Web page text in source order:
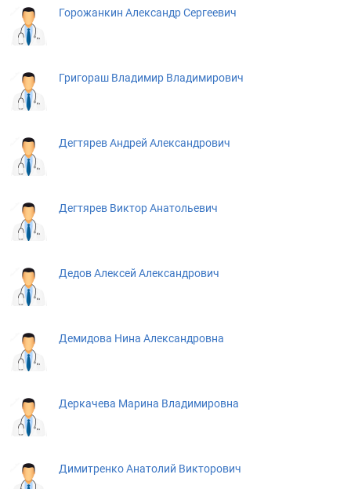
Горожанкин Александр Сергеевич
Григораш Владимир Владимирович
Дегтярев Андрей Александрович
Дегтярев Виктор Анатольевич
Дедов Алексей Александрович
Демидова Нина Александровна
Деркачева Марина Владимировна
Димитренко Анатолий Викторович